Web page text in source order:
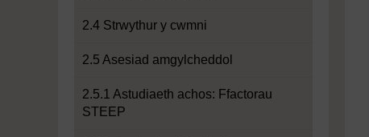
2.4 Strwythur y cwmni
2.5 Asesiad amgylcheddol
2.5.1 Astudiaeth achos: Ffactorau
STEEP